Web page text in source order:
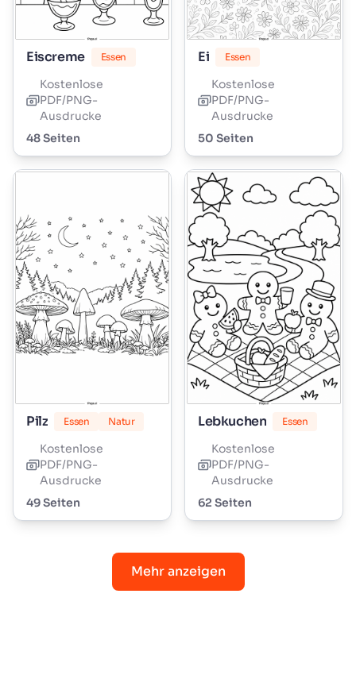
Eiscreme Essen
Kostenlose
PDF/PNG-
Ausdrucke
48 Seiten
Ei Essen
Kostenlose
PDF/PNG-
Ausdrucke
50 Seiten
Pilz Essen Natur
Kostenlose
PDF/PNG-
Ausdrucke
49 Seiten
Lebkuchen Essen
Kostenlose
PDF/PNG-
Ausdrucke
62 Seiten
Mehr anzeigen